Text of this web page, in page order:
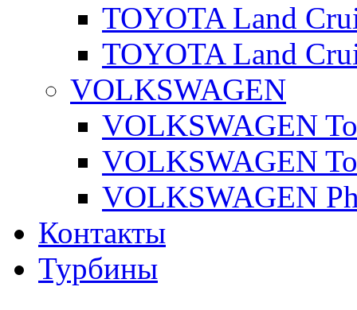
TOYOTA Land
TOYOTA Land
VOLKSWAGEN
VOLKSWAGEN
VOLKSWAGEN
VOLKSWAGEN
Контакты
Турбины